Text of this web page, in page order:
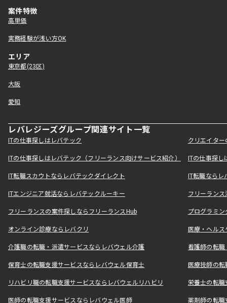
案件特徴
高単価
実務経験が浅い方OK
エリア
東京都(23区)
大阪
愛知
レバレジーズグループ関連サイト一覧
ITの仕事探しはレバテック クリエイタ
ITの仕事探しはレバテック（フリーランス向けサービス紹介） ITの仕事探
IT転職スカウトならレバテックダイレクト IT転職なら
ITエンジニア就活ならレバテックルーキー フリーラン
フリーランスの案件探しならフリーランスHub プログラミ
オンライン診療ならレバクリ 医療・ヘル
介護職の転職・派遣サービスならレバウェル介護 看護師の転
保育士の転職支援サービスならレバウェル保育士 医療技師の
リハビリ職の転職支援サービスならレバウェルリハビリ 栄養士の転
医師の転職支援サービスならレバウェル医師 薬剤師の転